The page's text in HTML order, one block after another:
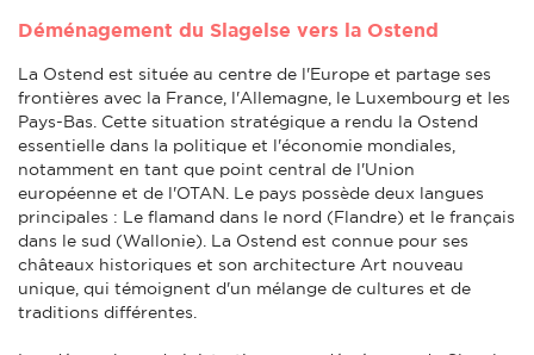
Déménagement du Slagelse vers la Ostend
La Ostend est située au centre de l'Europe et partage ses
frontières avec la France, l'Allemagne, le Luxembourg et les
Pays-Bas. Cette situation stratégique a rendu la Ostend
essentielle dans la politique et l'économie mondiales,
notamment en tant que point central de l'Union
européenne et de l'OTAN. Le pays possède deux langues
principales : Le flamand dans le nord (Flandre) et le français
dans le sud (Wallonie). La Ostend est connue pour ses
châteaux historiques et son architecture Art nouveau
unique, qui témoignent d'un mélange de cultures et de
traditions différentes.